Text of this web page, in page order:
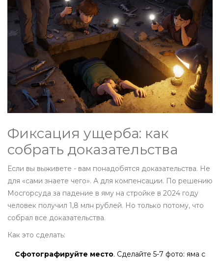
Фиксация ущерба: как
собрать доказательства
Если вы выживете - вам понадобятся доказательства. Не
для «сами знаете чего». А для компенсации. По решению
Мосгорсуда за падение в яму на стройке в 2024 году
человек получил 1,8 млн рублей. Но только потому, что
собрал все доказательства.
Как это сделать:
Сфотографируйте место. Сделайте 5-7 фото: яма с